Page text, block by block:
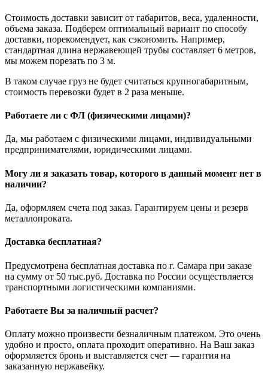
Стоимость доставки зависит от габаритов, веса, удаленности,
объема заказа. Подберем оптимальный вариант по способу
доставки, порекомендует, как сэкономить. Например,
стандартная длина нержавеющей трубы составляет 6 метров,
мы можем порезать по 3 м.
В таком случае груз не будет считаться крупногабаритным,
стоимость перевозки будет в 2 раза меньше.
Работаете ли с ФЛ (физическими лицами)?
Да, мы работаем с физическими лицами, индивидуальными
предпринимателями, юридическими лицами.
Могу ли я заказать товар, которого в данный момент нет в
наличии?
Да, оформляем счета под заказ. Гарантируем цены и резерв
металлопроката.
Доставка бесплатная?
Предусмотрена бесплатная доставка по г. Самара при заказе
на сумму от 50 тыс.руб. Доставка по России осуществляется
транспортными логистическими компаниями.
Работаете Вы за наличный расчет?
Оплату можно произвести безналичным платежом. Это очень
удобно и просто, оплата проходит оперативно. На Ваш заказ
оформляется бронь и выставляется счет — гарантия на
заказанную нержавейку.